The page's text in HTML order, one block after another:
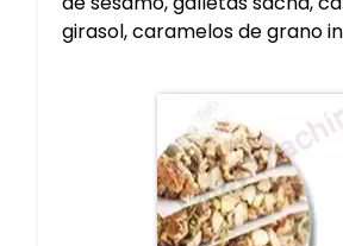
girasol, caramelos de grano